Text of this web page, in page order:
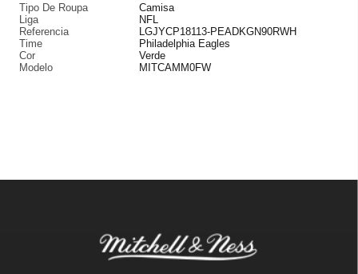
Tipo De Roupa
Camisa
Liga
NFL
Referencia
LGJYCP18113-PEADKGN90RWH
Time
Philadelphia Eagles
Cor
Verde
Modelo
MITCAMM0FW